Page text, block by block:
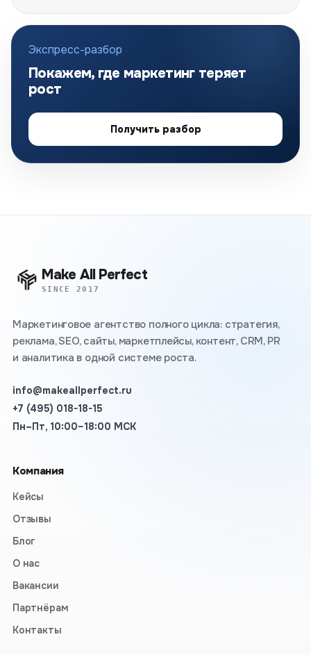
Экспресс-разбор
Покажем, где маркетинг теряет
рост
Получить разбор
Make All Perfect
SINCE 2017
Маркетинговое агентство полного цикла: стратегия,
реклама, SEO, сайты, маркетплейсы, контент, CRM, PR
и аналитика в одной системе роста.
info@makeallperfect.ru
+7 (495) 018-18-15
Пн–Пт, 10:00–18:00 МСК
Компания
Кейсы
Отзывы
Блог
О нас
Вакансии
Партнёрам
Контакты